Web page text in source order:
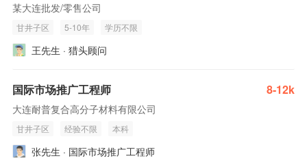
某大连批发/零售公司
甘井子区 5-10年 学历不限
王先生 · 猎头顾问
国际市场推广工程师 8-12k
大连耐普复合高分子材料有限公司
甘井子区 经验不限 本科
张先生 · 国际市场推广工程师